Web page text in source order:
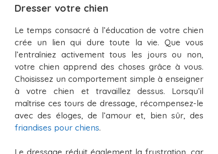
Dresser votre chien
Le temps consacré à l’éducation de votre chien
crée un lien qui dure toute la vie. Que vous
l’entraîniez activement tous les jours ou non,
votre chien apprend des choses grâce à vous.
Choisissez un comportement simple à enseigner
à votre chien et travaillez dessus. Lorsqu’il
maîtrise ces tours de dressage, récompensez-le
avec des éloges, de l’amour et, bien sûr, des
friandises pour chiens.
Le dressage réduit également la frustration, car